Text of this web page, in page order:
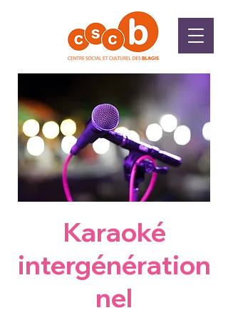
Karaoké
intergénération
nel